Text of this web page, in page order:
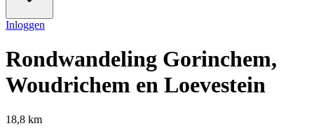
Inloggen
Rondwandeling Gorinchem,
Woudrichem en Loevestein
18,8 km